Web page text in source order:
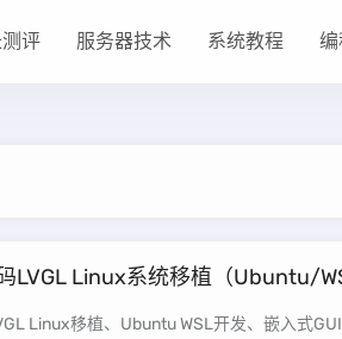
评 服务器技术 系统教程
LVGL Linux系统移植（Ubuntu/
Linux移植、Ubuntu WSL开发、嵌入式